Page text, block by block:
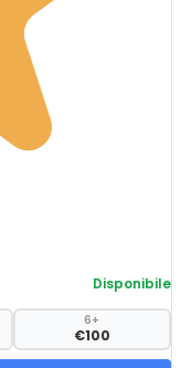
Disponibile
6+
€100